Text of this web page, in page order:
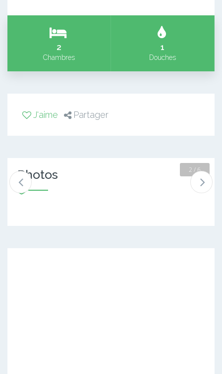
2
Chambres
1
Douches
J'aime Partager
Photos 2 / 6